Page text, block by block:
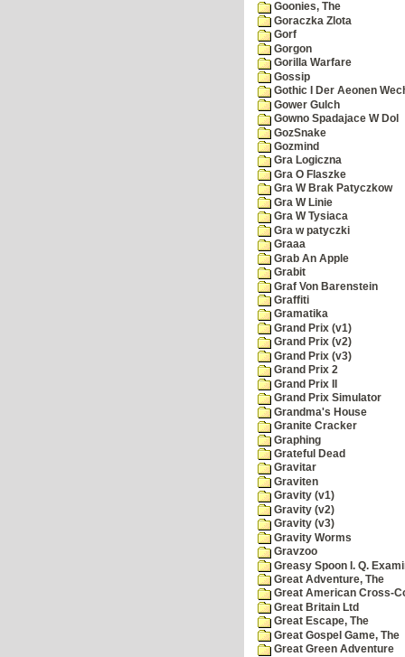
Goonies, The
Goraczka Zlota
Gorf
Gorgon
Gorilla Warfare
Gossip
Gothic I Der Aeonen
Gower Gulch
Gowno Spadajace W Dol
GozSnake
Gozmind
Gra Logiczna
Gra O Flaszke
Gra W Brak Patyczkow
Gra W Linie
Gra W Tysiaca
Gra w patyczki
Graaa
Grab An Apple
Grabit
Graf Von Barenstein
Graffiti
Gramatika
Grand Prix (v1)
Grand Prix (v2)
Grand Prix (v3)
Grand Prix 2
Grand Prix II
Grand Prix Simulator
Grandma's House
Granite Cracker
Graphing
Grateful Dead
Gravitar
Graviten
Gravity (v1)
Gravity (v2)
Gravity (v3)
Gravity Worms
Gravzoo
Greasy Spoon I. Q.
Great Adventure, The
Great American Cross-
Great Britain Ltd
Great Escape, The
Great Gospel Game, The
Great Green Adventure